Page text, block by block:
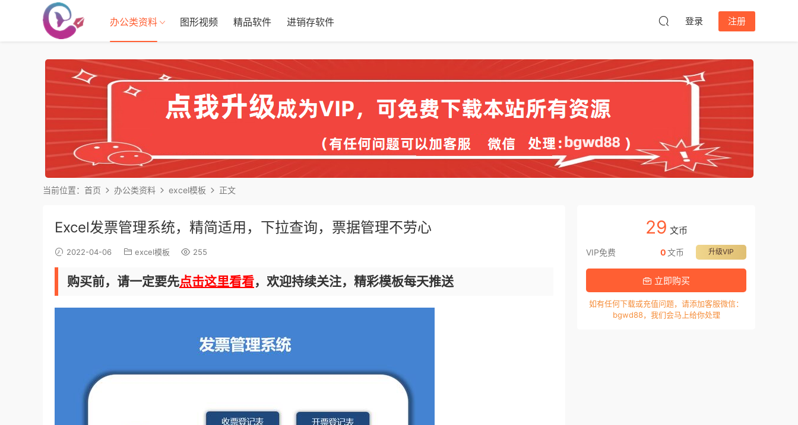
办公类资料 图形视频 精品软件 进销存软件 登录 注册
当前位置： 首页 办公类资料 excel模板 正文
Excel发票管理系统，精简适用，下拉查询，票据管理不劳心
2022-04-06 excel模板 255
购买前，请一定要先点击这里看看，欢迎持续关注，精彩模板每天推送
29 文币
VIP免费 升级VIP
0文币
立即购买
如有任何下载或充值问题，请添加客服微信：
bgwd88，我们会马上给你处理